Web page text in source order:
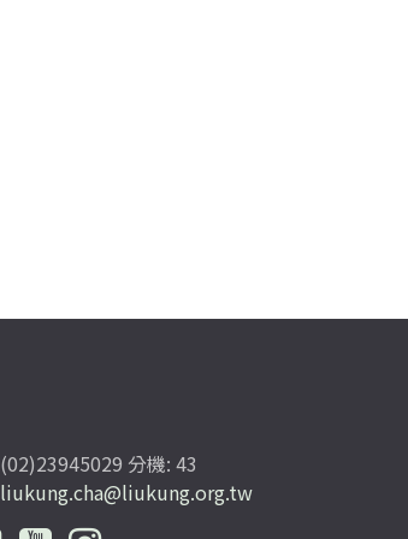
(02)23945029 分機: 43
liukung.cha@liukung.org.tw